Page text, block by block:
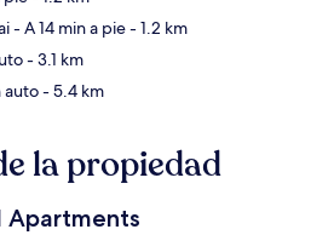
- A 14 min a pie- 1.2 km
- 3.1 km
auto- 5.4 km
la propiedad
Apartments